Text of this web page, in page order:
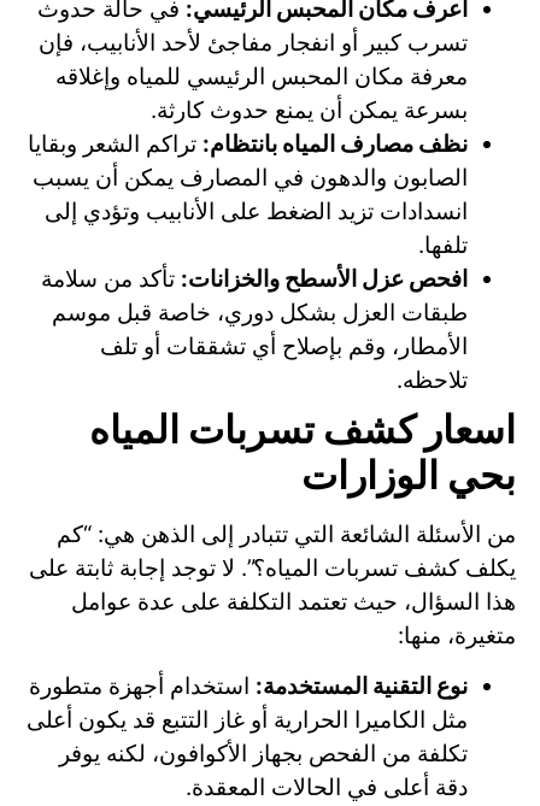
اعرف مكان المحبس الرئيسي: في حالة حدوث
تسرب كبير أو انفجار مفاجئ لأحد الأنابيب، فإن
معرفة مكان المحبس الرئيسي للمياه وإغلاقه
بسرعة يمكن أن يمنع حدوث كارثة.
نظف مصارف المياه بانتظام: تراكم الشعر وبقايا
الصابون والدهون في المصارف يمكن أن يسبب
انسدادات تزيد الضغط على الأنابيب وتؤدي إلى
تلفها.
افحص عزل الأسطح والخزانات: تأكد من سلامة
طبقات العزل بشكل دوري، خاصة قبل موسم
الأمطار، وقم بإصلاح أي تشققات أو تلف
تلاحظه.
اسعار كشف تسربات المياه
بحي الوزارات
من الأسئلة الشائعة التي تتبادر إلى الذهن هي: “كم
يكلف كشف تسربات المياه؟”. لا توجد إجابة ثابتة على
هذا السؤال، حيث تعتمد التكلفة على عدة عوامل
متغيرة، منها:
نوع التقنية المستخدمة: استخدام أجهزة متطورة
مثل الكاميرا الحرارية أو غاز التتبع قد يكون أعلى
تكلفة من الفحص بجهاز الأكوافون، لكنه يوفر
دقة أعلى في الحالات المعقدة.